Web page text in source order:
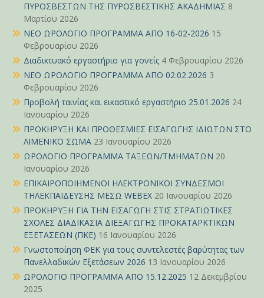
ΠΥΡΟΣΒΕΣΤΩΝ ΤΗΣ ΠΥΡΟΣΒΕΣΤΙΚΗΣ ΑΚΑΔΗΜΙΑΣ 8
Μαρτίου 2026
ΝΕΟ ΩΡΟΛΟΓΙΟ ΠΡΟΓΡΑΜΜΑ ΑΠΟ 16-02-2026 15
Φεβρουαρίου 2026
Διαδικτυακό εργαστήριο για γονείς 4 Φεβρουαρίου 2026
ΝΕΟ ΩΡΟΛΟΓΙΟ ΠΡΟΓΡΑΜΜΑ ΑΠΟ 02.02.2026 3
Φεβρουαρίου 2026
Προβολή ταινίας και εικαστικό εργαστήριο 25.01.2026 24
Ιανουαρίου 2026
ΠΡΟΚΗΡΥΞΗ ΚΑΙ ΠΡΟΘΕΣΜΙΕΣ ΕΙΣΑΓΩΓΗΣ ΙΔΙΩΤΩΝ ΣΤΟ
ΛΙΜΕΝΙΚΟ ΣΩΜΑ 23 Ιανουαρίου 2026
ΩΡΟΛΟΓΙΟ ΠΡΟΓΡΑΜΜΑ ΤΑΞΕΩΝ/ΤΜΗΜΑΤΩΝ 20
Ιανουαρίου 2026
ΕΠΙΚΑΙΡΟΠΟΙΗΜΕΝΟΙ ΗΛΕΚΤΡΟΝΙΚΟΙ ΣΥΝΔΕΣΜΟΙ
ΤΗΛΕΚΠΑΙΔΕΥΣΗΣ ΜΕΣΩ WEBEX 20 Ιανουαρίου 2026
ΠΡΟΚΗΡΥΞΗ ΓΙΑ ΤΗΝ ΕΙΣΑΓΩΓΗ ΣΤΙΣ ΣΤΡΑΤΙΩΤΙΚΕΣ
ΣΧΟΛΕΣ ΔΙΑΔΙΚΑΣΙΑ ΔΙΕΞΑΓΩΓΗΣ ΠΡΟΚΑΤΑΡΚΤΙΚΩΝ
ΕΞΕΤΑΣΕΩΝ (ΠΚΕ) 16 Ιανουαρίου 2026
Γνωστοποίηση ΦΕΚ για τους συντελεστές βαρύτητας των
Πανελλαδικών Εξετάσεων 2026 13 Ιανουαρίου 2026
ΩΡΟΛΟΓΙΟ ΠΡΟΓΡΑΜΜΑ ΑΠΟ 15.12.2025 12 Δεκεμβρίου
2025